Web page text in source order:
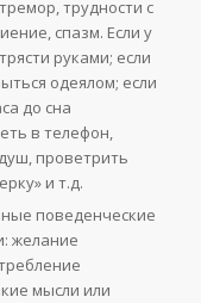
трудности с
спазм. Если у
руками; если
одеялом; если
до сна
в телефон,
проветрить
и т.д.
поведенческие
желание
мысли или